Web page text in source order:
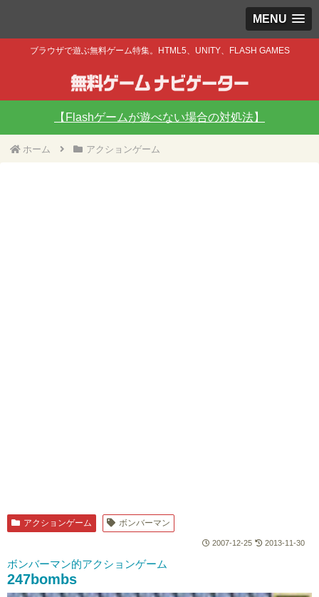
MENU
ブラウザで遊ぶ無料ゲーム特集。HTML5、UNITY、FLASH GAMES
【Flashゲームが遊べない場合の対処法】
ホーム アクションゲーム
アクションゲーム ボンバーマン
2007-12-25 2013-11-30
ボンバーマン的アクションゲーム
247bombs